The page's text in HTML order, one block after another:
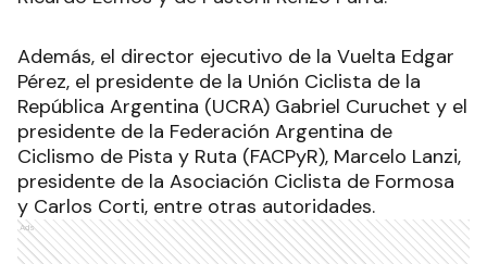
Además, el director ejecutivo de la Vuelta Edgar
Pérez, el presidente de la Unión Ciclista de la
República Argentina (UCRA) Gabriel Curuchet y el
presidente de la Federación Argentina de
Ciclismo de Pista y Ruta (FACPyR), Marcelo Lanzi,
presidente de la Asociación Ciclista de Formosa
y Carlos Corti, entre otras autoridades.
Ads